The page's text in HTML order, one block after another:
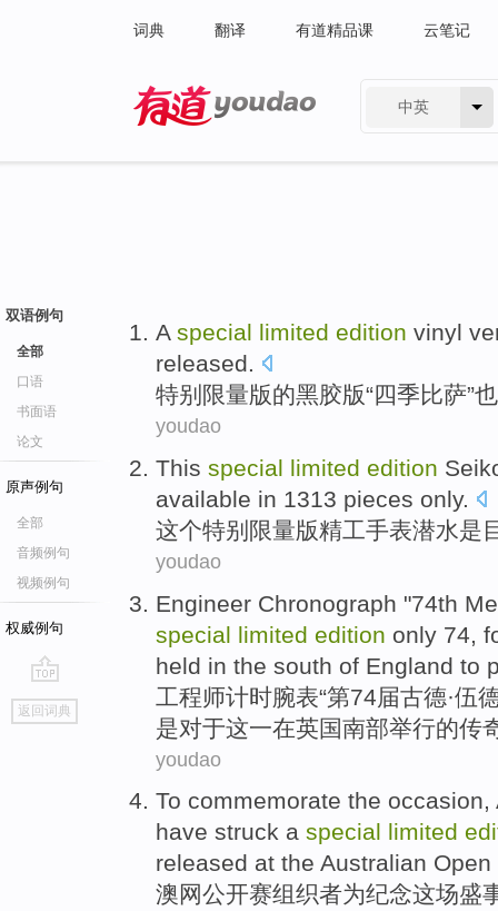
词典 翻译 有道精品课 云笔记
中英
双语例句
全部
口语
书面语
论文
原声例句
全部
音频例句
视频例句
权威例句
go
top
返回词典
A special limited edition vinyl
released.
特别 限量版的黑胶版“四季比萨”也
youdao
This special limited edition
available in 1313 pieces only.
这个特别 限量版精工手表潜水是
youdao
Engineer Chronograph "74th
special limited edition only 74,
held in the south of England to
工程师计时腕表“第74届古德·伍
是对于这一在英国南部举行的传
youdao
To commemorate the occasion,
have struck a special limited
released at the Australian Open
澳网公开赛组织者为纪念这场盛